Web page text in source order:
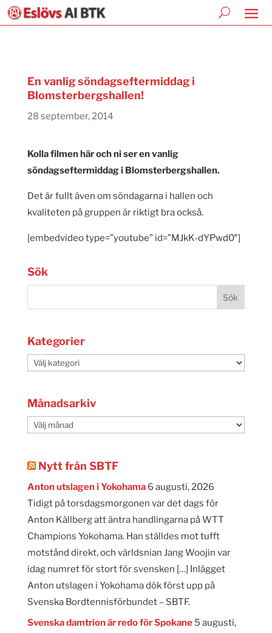
En vanlig söndagseftermiddag i
Blomsterbergshallen!
28 september, 2014
Kolla filmen här och ni ser en vanlig
söndagseftermiddag i Blomsterbergshallen.
Det är fullt även om söndagarna i hallen och
kvaliteten på gruppen är riktigt bra också.
[embedvideo type=”youtube” id=”MJkK-dYPwd0″]
Sök
Kategorier
Kategorier
Månadsarkiv
Månadsarkiv
Nytt från SBTF
Anton utslagen i Yokohama 6 augusti, 2026
Tidigt på torsdagsmorgonen var det dags för
Anton Källberg att äntra handlingarna på WTT
Champions Yokohama. Han ställdes mot tufft
motstånd direkt, och världsnian Jang Woojin var
idag numret för stort för svensken […] Inlägget
Anton utslagen i Yokohama dök först upp på
Svenska Bordtennisförbundet – SBTF.
Svenska damtrion är redo för Spokane 5 augusti,